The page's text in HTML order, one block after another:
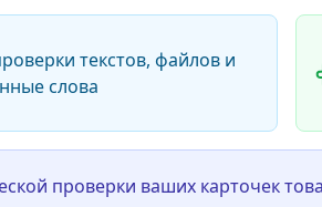
текстов, файлов и
слова
проверки ваших карточек